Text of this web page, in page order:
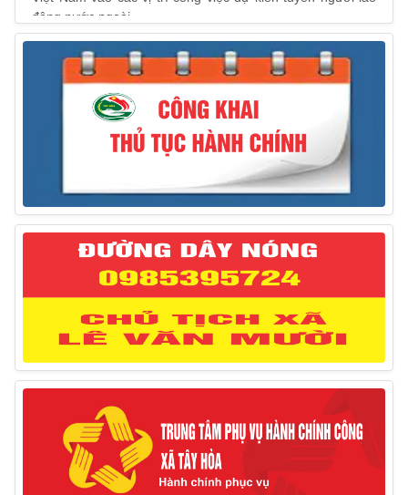
động nước ngoài
31/03/2025
Thông báo treo cờ Tổ quốc nhân kỷ niệm 50 năm
Ngày giải phóng tỉnh Phú Yên (01/4/1975 – 01/4/2025)
28/03/2025
Thông báo giới thiệu, cung ứng lao động Việt Nam
cho Liên danh Hengtong International Engineering Co.,Ltd
27/03/2025
Thông báo đăng ký tiếp công dân định kỳ đợt 02
tháng 3/2025 của Chủ tịch UBND huyện
12/03/2025
tịch UBND huyện và Phó Chủ tịch Hội đồng nhân dân
huyện (Từ ngày 10/3/2025 – 14/3/2025)
10/03/2025
Thông báo tổ chức thực hiện Cưỡng chế buộc thực
hiện biện pháp khắc phục hậu quả trong lĩnh vực đất đai
17/06/2025
Thông báo đăng ký tiếp công dân định kỳ đợt 01